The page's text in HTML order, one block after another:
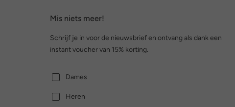
Mis niets meer!
Schrijf je in voor de nieuwsbrief en ontvang als dank een
instant voucher van 15% korting.
Dames
Heren